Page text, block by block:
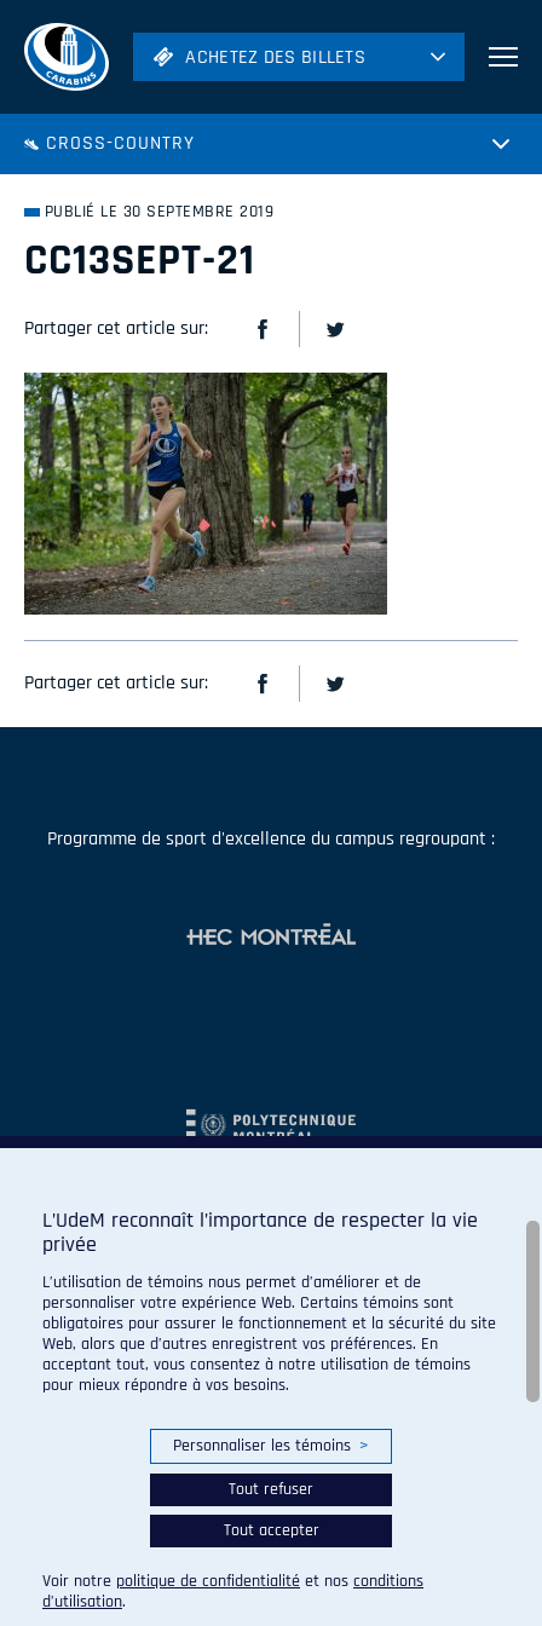
ACHETEZ DES BILLETS
Hockey
ACHETEZ DES BILLETS
CROSS-COUNTRY
PUBLIÉ LE 30 SEPTEMBRE 2019
CC13SEPT-21
Partager cet article sur:
Partager cet article sur:
Programme de sport d'excellence du campus regroupant :
© 2026 Carabins de l'Université de Montréal. Tous droits
réservés.
Paramètres des témoins
L’UdeM reconnaît l’importance de respecter la vie
privée
L’utilisation de témoins nous permet d’améliorer et de
personnaliser votre expérience Web. Certains témoins sont
obligatoires pour assurer le fonctionnement et la sécurité du site
Web, alors que d’autres enregistrent vos préférences. En
acceptant tout, vous consentez à notre utilisation de témoins
pour mieux répondre à vos besoins.
Personnaliser les témoins >
Tout refuser
Tout accepter
Voir notre politique de confidentialité et nos conditions
d’utilisation.